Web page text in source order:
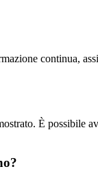
continua,
È possibile